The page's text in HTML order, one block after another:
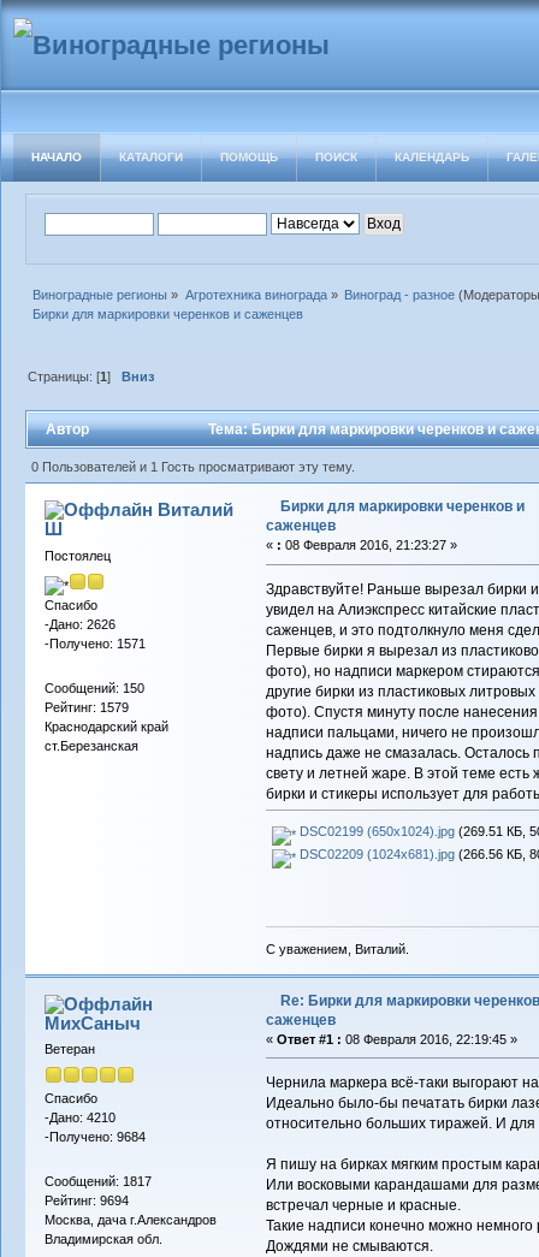
НАЧАЛО КАТАЛОГИ ПОМОЩЬ ПОИСК КАЛЕНДАРЬ
Виноградные регионы » Агротехника винограда» Виноград - разное
Бирки для маркировки черенков и саженцев
Страницы: [1] Вниз
Автор Тема: Бирки для маркировки черенков и
0 Пользователей и 1 Гость просматривают эту тему.
Виталий
Ш
Постоялец
Спасибо
-Дано: 2626
-Получено: 1571
Сообщений: 150
Рейтинг: 1579
Краснодарский край
ст.Березанская
Бирки для маркировки черенков и
саженцев
« : 08 Февраля 2016, 21:23:27 »
Здравствуйте! Раньше вырезал бирки
увидел на Алиэкспресс китайские
саженцев, и это подтолкнуло меня
Первые бирки я вырезал из
фото), но надписи маркером
другие бирки из пластиковых
фото). Спустя минуту после
надписи пальцами, ничего не
надпись даже не смазалась. Осталось
свету и летней жаре. В этой теме
бирки и стикеры использует для
DSC02199 (650x1024).jpg(269.51 КБ,
DSC02209 (1024x681).jpg(266.56 КБ,
С уважением, Виталий.
МихСаныч
Ветеран
Спасибо
-Дано: 4210
-Получено: 9684
Сообщений: 1817
Рейтинг: 9694
Москва, дача г.Александров
Владимирская обл.
Re: Бирки для маркировки
саженцев
« Ответ #1 : 08 Февраля 2016, 22:19:45 »
Чернила маркера всё-таки выгорают
Идеально было-бы печатать бирки
относительно больших тиражей. И для
Я пишу на бирках мягким простым
Или восковыми карандашами для
встречал черные и красные.
Такие надписи конечно можно
Дождями не смываются.